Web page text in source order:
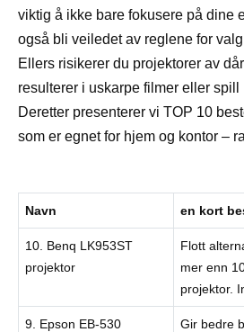
viktig å ikke bare fokusere på dine
også bli veiledet av reglene for
Ellers risikerer du projektorer av
resulterer i uskarpe filmer eller spill
Deretter presenterer vi TOP 10
som er egnet for hjem og kontor –
Navn en kort
10. Benq LK953ST
projektor
Flott
mer enn
projektor.
9. Epson EB-530
Gir bedre